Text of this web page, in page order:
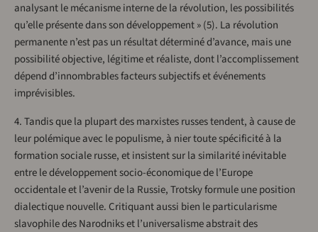
analysant le mécanisme interne de la révolution, les possibilités
qu’elle présente dans son développement » (5). La révolution
permanente n’est pas un résultat déterminé d’avance, mais une
possibilité objective, légitime et réaliste, dont l’accomplissement
dépend d’innombrables facteurs subjectifs et événements
imprévisibles.
4. Tandis que la plupart des marxistes russes tendent, à cause de
leur polémique avec le populisme, à nier toute spécificité à la
formation sociale russe, et insistent sur la similarité inévitable
entre le développement socio-économique de l’Europe
occidentale et l’avenir de la Russie, Trotsky formule une position
dialectique nouvelle. Critiquant aussi bien le particularisme
slavophile des Narodniks et l’universalisme abstrait des